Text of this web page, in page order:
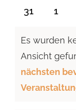
0
31
0
1
Hinweis
Es wurden
Ansicht
nächsten